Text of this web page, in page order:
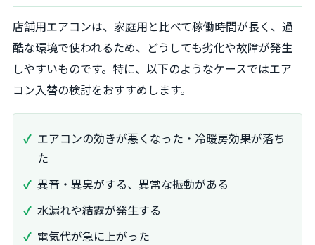
店舗用エアコンは、家庭用と比べて稼働時間が長く、過
酷な環境で使われるため、どうしても劣化や故障が発生
しやすいものです。特に、以下のようなケースではエア
コン入替の検討をおすすめします。
エアコンの効きが悪くなった・冷暖房効果が落ち
た
異音・異臭がする、異常な振動がある
水漏れや結露が発生する
電気代が急に上がった